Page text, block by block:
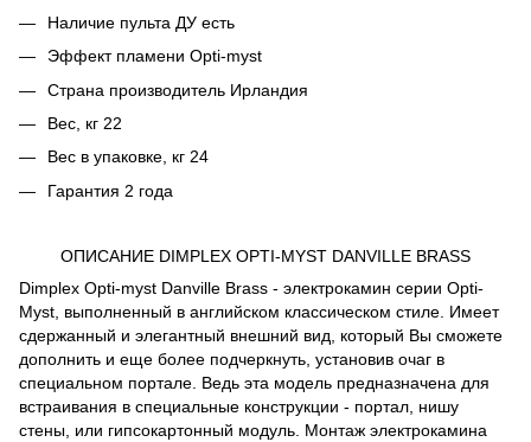
Наличие пульта ДУ есть
Эффект пламени Opti-myst
Страна производитель Ирландия
Вес, кг 22
Вес в упаковке, кг 24
Гарантия 2 года
ОПИСАНИЕ DIMPLEX OPTI-MYST DANVILLE BRASS
Dimplex Opti-myst Danville Brass - электрокамин серии Opti-
Myst, выполненный в английском классическом стиле. Имеет
сдержанный и элегантный внешний вид, который Вы сможете
дополнить и еще более подчеркнуть, установив очаг в
специальном портале. Ведь эта модель предназначена для
встраивания в специальные конструкции - портал, нишу
стены, или гипсокартонный модуль. Монтаж электрокамина